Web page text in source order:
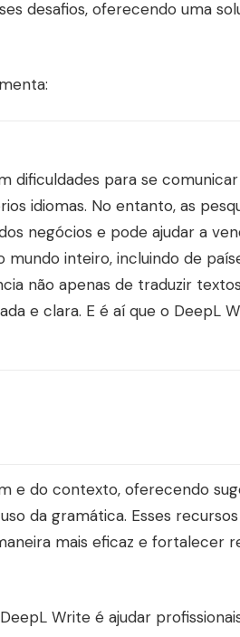
desafios, oferecendo uma
dificuldades para se
idiomas. No entanto, as
negócios e pode ajudar a
mundo inteiro, incluindo de
não apenas de traduzir
e clara. E é aí que o DeepL
e do contexto, oferecendo
da gramática. Esses
mais eficaz e fortalecer
Write é ajudar